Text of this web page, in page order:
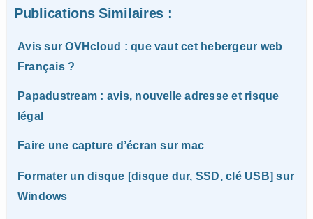
Publications Similaires :
Avis sur OVHcloud : que vaut cet hebergeur web
Français ?
Papadustream : avis, nouvelle adresse et risque
légal
Faire une capture d’écran sur mac
Formater un disque [disque dur, SSD, clé USB] sur
Windows